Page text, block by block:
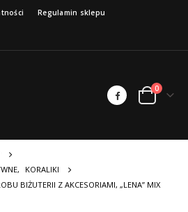
Regulamin sklepu
0
,
KORALIKI
BIŻUTERII Z AKCESORIAMI, „LENA” MIX